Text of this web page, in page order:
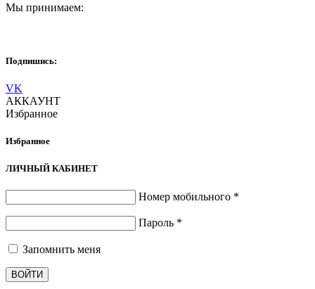
Мы принимаем:
Подпишись:
VK
АККАУНТ
Избранное
Избранное
ЛИЧНЫЙ КАБИНЕТ
Номер мобильного *
Пароль *
Запомнить меня
ВОЙТИ